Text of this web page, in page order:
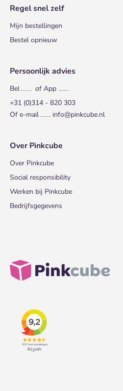
Regel snel zelf
Mijn bestellingen
Bestel opnieuw
Persoonlijk advies
Bel
of App
+31 (0)314 - 820 303
Of e-mail
info@pinkcube.nl
Over Pinkcube
Over Pinkcube
Social responsibility
Werken bij Pinkcube
Bedrijfsgegevens